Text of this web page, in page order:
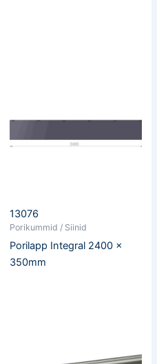
13076
Porikummid / Siinid
Porilapp Integral 2400 x
350mm